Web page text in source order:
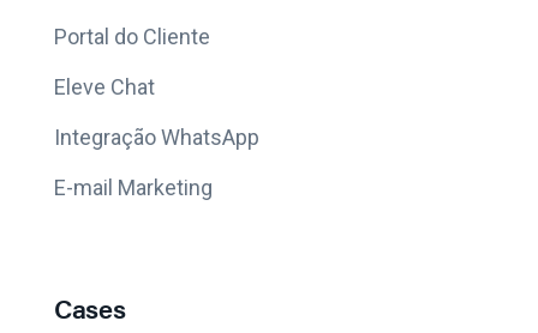
Portal do Cliente
Eleve Chat
Integração WhatsApp
E-mail Marketing
Cases